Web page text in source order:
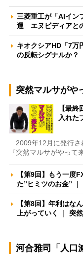
三菱重工が「AIイン
運 エヌビディアと
キオクシアHD「7万
の反転シグナルか
突然マルサがや
【最
入れた
2009年12月に発行さ
『突然マルサがやっ
【第9回】もう一度
た”ヒミツのお金”
【第8回】年利はな
上がっていく ｜ 突
河合雅司「人口